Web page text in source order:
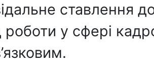
ставлення
роботи у сфері